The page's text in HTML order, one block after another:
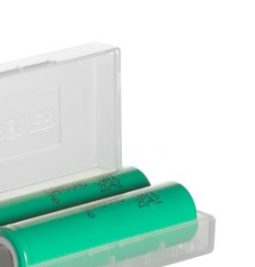
2015 е литиево-йонна (3.7V) акумулаторна
mAh (2.96 Wh) и защита (IC Protected).
параметри:Презареждаема Li-Ion
800 mAh (при разряд с 0.2С),
700 mAhТройна защита: против
разреждане и късо съединение (IC Pr..